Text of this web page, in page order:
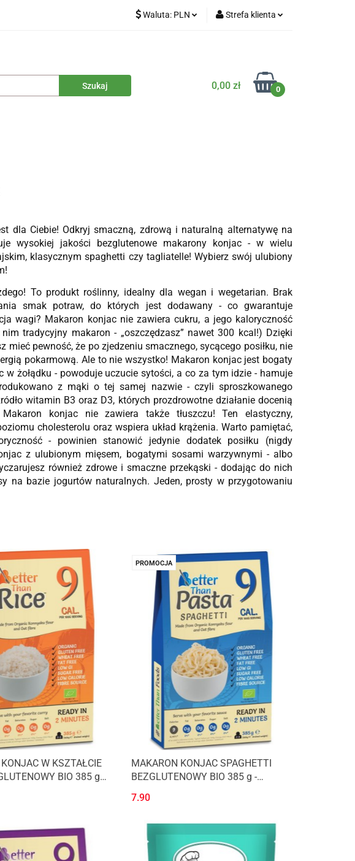
Waluta: PLN Strefa klienta
Dodaj zgłoszenie
0,00 zł 0
dla Ciebie! Odkryj smaczną, zdrową i naturalną alternatywę na
wysokiej jakości bezglutenowe makarony konjac - w wielu
klasycznym spaghetti czy tagliatelle! Wybierz swój ulubiony
To produkt roślinny, idealny dla wegan i wegetarian. Brak
smak potraw, do których jest dodawany - co gwarantuje
wagi? Makaron konjac nie zawiera cukru, a jego kaloryczność
tradycyjny makaron - „oszczędzasz” nawet 300 kcal!) Dzięki
mieć pewność, że po zjedzeniu smacznego, sycącego posiłku, nie
pokarmową. Ale to nie wszystko! Makaron konjac jest bogaty
w żołądku - powoduje uczucie sytości, a co za tym idzie - hamuje
z mąki o tej samej nazwie - czyli sproszkowanego
witamin B3 oraz D3, których prozdrowotne działanie docenią
konjac nie zawiera także tłuszczu! Ten elastyczny,
cholesterolu oraz wspiera układ krążenia. Warto pamiętać,
- powinien stanowić jedynie dodatek posiłku (nigdy
z ulubionym mięsem, bogatymi sosami warzywnymi - albo
również zdrowe i smaczne przekąski - dodając do nich
na bazie jogurtów naturalnych. Jeden, prosty w przygotowaniu
W KSZTAŁCIE
BIO 385 g
PROMOCJA
MAKARON KONJAC SPAGHETTI
BEZGLUTENOWY BIO 385 g -
7.90